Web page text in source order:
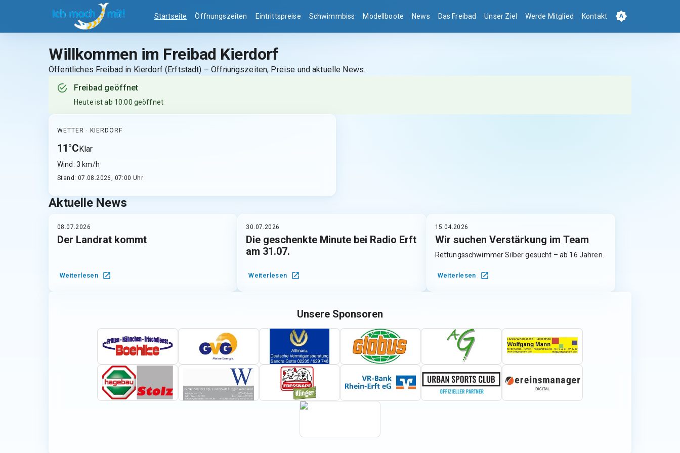
Startseite Öffnungszeiten Eintrittspreise Schwimmbiss Modellboote News Das Freibad Unser Ziel Werde Mitglied Kontakt
Willkommen im Freibad Kierdorf
Öffentliches Freibad in Kierdorf (Erftstadt) – Öffnungszeiten, Preise und aktuelle News.
Freibad geöffnet
Heute ist ab 10:00 geöffnet
WETTER · KIERDORF
11°CKlar
Wind: 3 km/h
Stand: 07.08.2026, 07:00 Uhr
Aktuelle News
08.07.2026
Der Landrat kommt
Weiterlesen
30.07.2026
Die geschenkte Minute bei Radio Erft
am 31.07.
Weiterlesen
15.04.2026
Wir suchen Verstärkung im Team
Rettungsschwimmer Silber gesucht – ab 16 Jahren.
Weiterlesen
Unsere Sponsoren